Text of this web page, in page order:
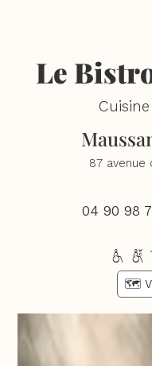
Le
87 avenue
04 90 98
🗺️